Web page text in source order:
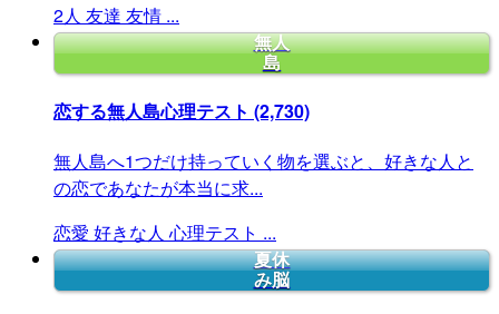
2人 友達 友情 ...
無人
島
恋する無人島心理テスト (2,730)
無人島へ1つだけ持っていく物を選ぶと、好きな人と
の恋であなたが本当に求...
恋愛 好きな人 心理テスト ...
夏休
み脳